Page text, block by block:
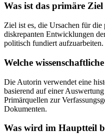
Was ist das primäre
Ziel ist es, die Ursachen für
diskrepanten Entwicklungen
politisch fundiert aufzuarbeiten.
Welche
Die Autorin verwendet eine
basierend auf einer
Primärquellen zur
Dokumenten.
Was wird im Hauptteil